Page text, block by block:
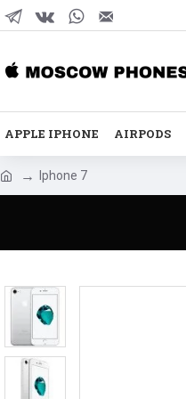
APPLE IPHONE AIRPODS
Iphone 7